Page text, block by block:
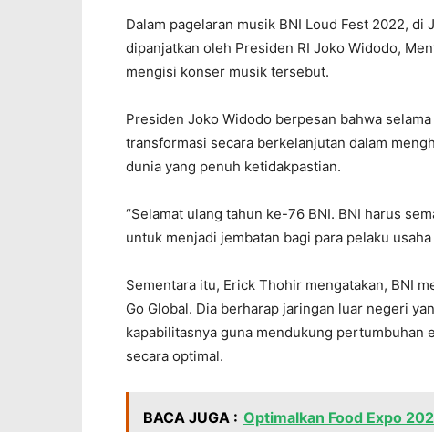
Dalam pagelaran musik BNI Loud Fest 2022,
dipanjatkan oleh Presiden RI Joko Widodo,
mengisi konser musik tersebut.
Presiden Joko Widodo berpesan bahwa
transformasi secara berkelanjutan dalam
dunia yang penuh ketidakpastian.
“Selamat ulang tahun ke-76 BNI. BNI harus
untuk menjadi jembatan bagi para pelaku
Sementara itu, Erick Thohir mengatakan, BNI
Go Global. Dia berharap jaringan luar negeri
kapabilitasnya guna mendukung pertumbuhan
secara optimal.
BACA JUGA : Optimalkan Food Expo